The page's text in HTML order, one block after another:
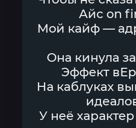
Айс on
Мой кайф —
Она кинула
Эффект
На каблуках
У неё